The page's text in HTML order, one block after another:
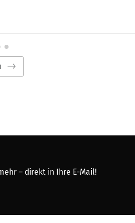
– direkt in Ihre E-Mail!